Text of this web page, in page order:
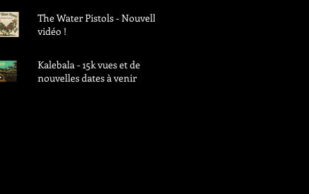
The Water Pistols - Nouvelle
vidéo !
Kalebala - 15k vues et de
nouvelles dates à venir